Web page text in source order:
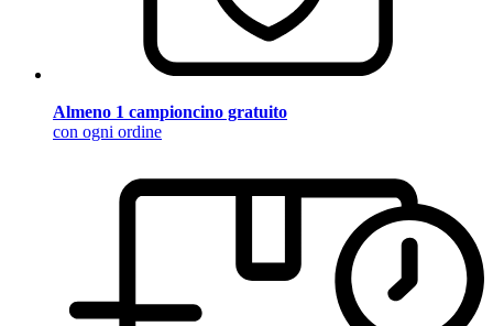
Almeno 1 campioncino gratuito
con ogni ordine